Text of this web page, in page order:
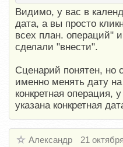
Видимо, у вас в
дата, а вы просто
всех план. операций"
сделали "внести".
Сценарий понятен, но
именно менять дату
конкретная операция,
указана конкретная
Александр 21